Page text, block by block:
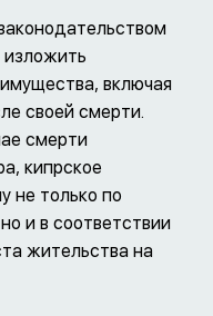
изложить
включая
своей смерти.
смерти
кипрское
не только по
и в соответствии
жительства на